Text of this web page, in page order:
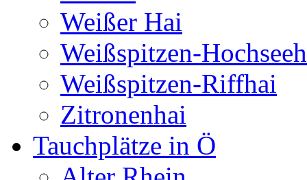
Weißer Hai
Weißspitzen-
Weißspitzen-Riffhai
Zitronenhai
Tauchplätze in Ö